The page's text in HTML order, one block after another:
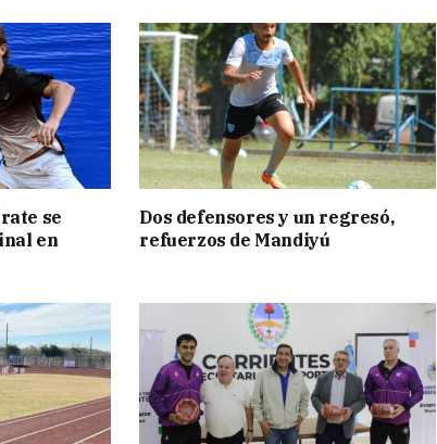
se
en
Dos defensores y un regresó,
refuerzos de Mandiyú